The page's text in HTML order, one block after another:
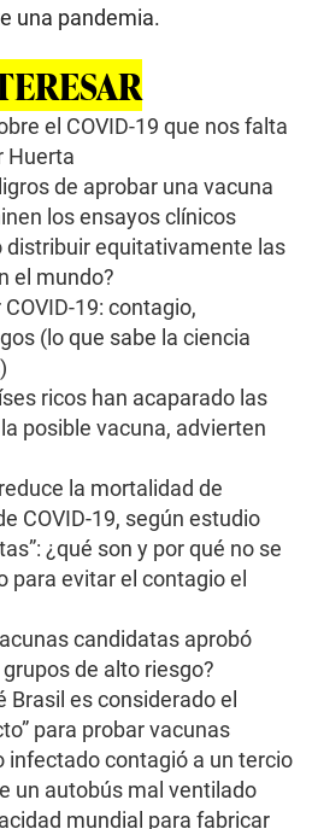
una pandemia.
el COVID-19 que nos falta
Huerta
de aprobar una vacuna
los ensayos clínicos
distribuir equitativamente las
el mundo?
19: contagio,
(lo que sabe la ciencia
ricos han acaparado las
posible vacuna, advierten
la mortalidad de
COVID-19, según estudio
¿qué son y por qué no se
para evitar el contagio el
candidatas aprobó
de alto riesgo?
Brasil es considerado el
para probar vacunas
infectado contagió a un tercio
un autobús mal ventilado
mundial para fabricar